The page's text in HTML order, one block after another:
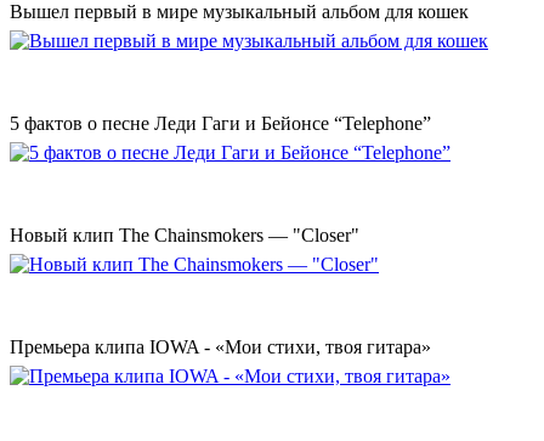
Вышел первый в мире музыкальный альбом для кошек
5 фактов о песне Леди Гаги и Бейонсе “Telephone”
Новый клип The Chainsmokers — "Closer"
Премьера клипа IOWA - «Мои стихи, твоя гитара»